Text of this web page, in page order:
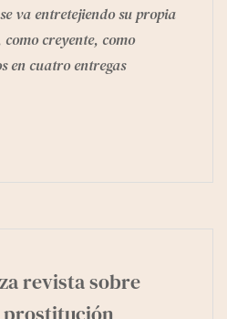
va entretejiendo su propia
creyente, como
en cuatro entregas
revista sobre
prostitución